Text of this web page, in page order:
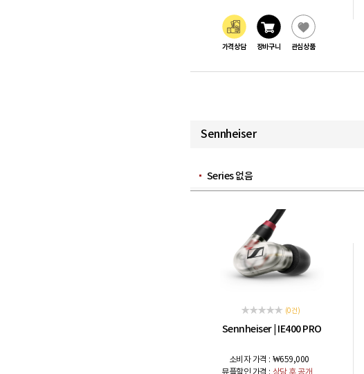
가격상담 장바구니 관심상품
Sennheiser
Series 없음
(0 건)
Sennheiser IE400 PRO
소비자 가격 : ₩659,000